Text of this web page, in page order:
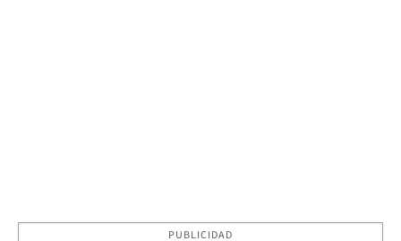
PUBLICIDAD